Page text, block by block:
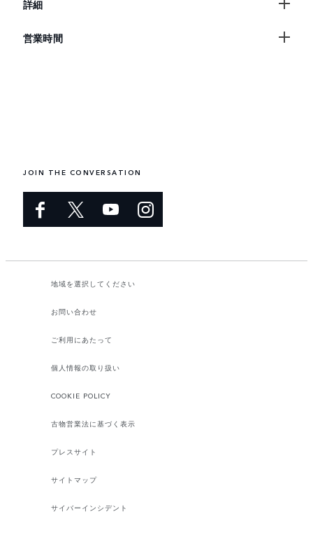
詳細
営業時間
JOIN THE CONVERSATION
地域を選択してください​
お問い合わせ
ご利用にあたって
個人情報の取り扱い
COOKIE POLICY
古物営業法に基づく表示
プレスサイト
サイトマップ
サイバーインシデント